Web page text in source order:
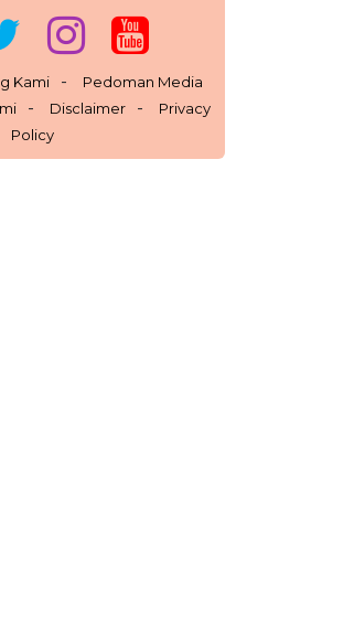
Kami
Pedoman Media
Disclaimer
Privacy
Policy